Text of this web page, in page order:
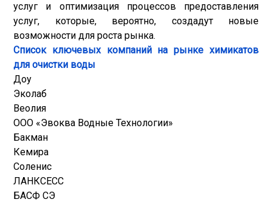
услуг и оптимизация процессов предоставления
услуг, которые, вероятно, создадут новые
возможности для роста рынка.
Список ключевых компаний на рынке химикатов
для очистки воды
Доу
Эколаб
Веолия
ООО «Эвоква Водные Технологии»
Бакман
Кемира
Соленис
ЛАНКСЕСС
БАСФ СЭ